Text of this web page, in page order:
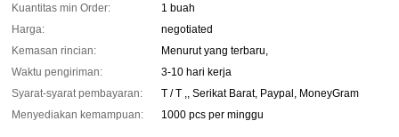
Kuantitas min Order:
1 buah
Harga:
negotiated
Kemasan rincian:
Menurut yang terbaru,
Waktu pengiriman:
3-10 hari kerja
Syarat-syarat pembayaran:
T / T ,, Serikat Barat, Paypal, MoneyGram
Menyediakan kemampuan:
1000 pcs per minggu